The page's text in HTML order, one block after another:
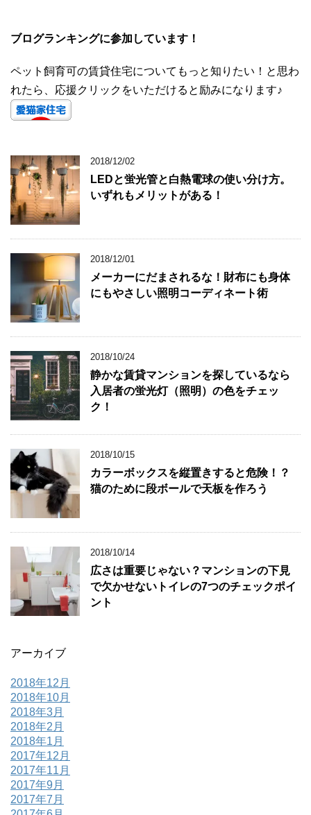
ブログランキングに参加しています！
ペット飼育可の賃貸住宅についてもっと知りたい！と思わ
れたら、応援クリックをいただけると励みになります♪
2018/12/02
LEDと蛍光管と白熱電球の使い分け方。
いずれもメリットがある！
2018/12/01
メーカーにだまされるな！財布にも身体
にもやさしい照明コーディネート術
2018/10/24
静かな賃貸マンションを探しているなら
入居者の蛍光灯（照明）の色をチェッ
ク！
2018/10/15
カラーボックスを縦置きすると危険！？
猫のために段ボールで天板を作ろう
2018/10/14
広さは重要じゃない？マンションの下見
で欠かせないトイレの7つのチェックポイ
ント
アーカイブ
2018年12月
2018年10月
2018年3月
2018年2月
2018年1月
2017年12月
2017年11月
2017年9月
2017年7月